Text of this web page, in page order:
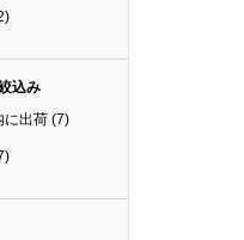
込み
に出荷 (7)